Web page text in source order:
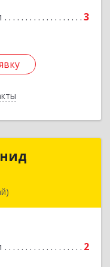
3
Подробнее
2
Леонид